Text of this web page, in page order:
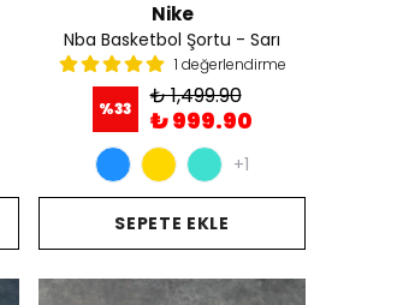
Nike
Nba Basketbol Şortu - Sarı
1 değerlendirme
%33 ₺ 1,499.90
₺ 999.90
+1
SEPETE EKLE